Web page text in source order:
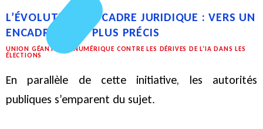
L’ÉVOLUTION DU CADRE JURIDIQUE : VERS UN
ENCADREMENT PLUS PRÉCIS
UNION GÉANTS DU NUMÉRIQUE CONTRE LES DÉRIVES DE L’IA DANS LES
ÉLECTIONS
En parallèle de cette initiative, les autorités
publiques s’emparent du sujet.